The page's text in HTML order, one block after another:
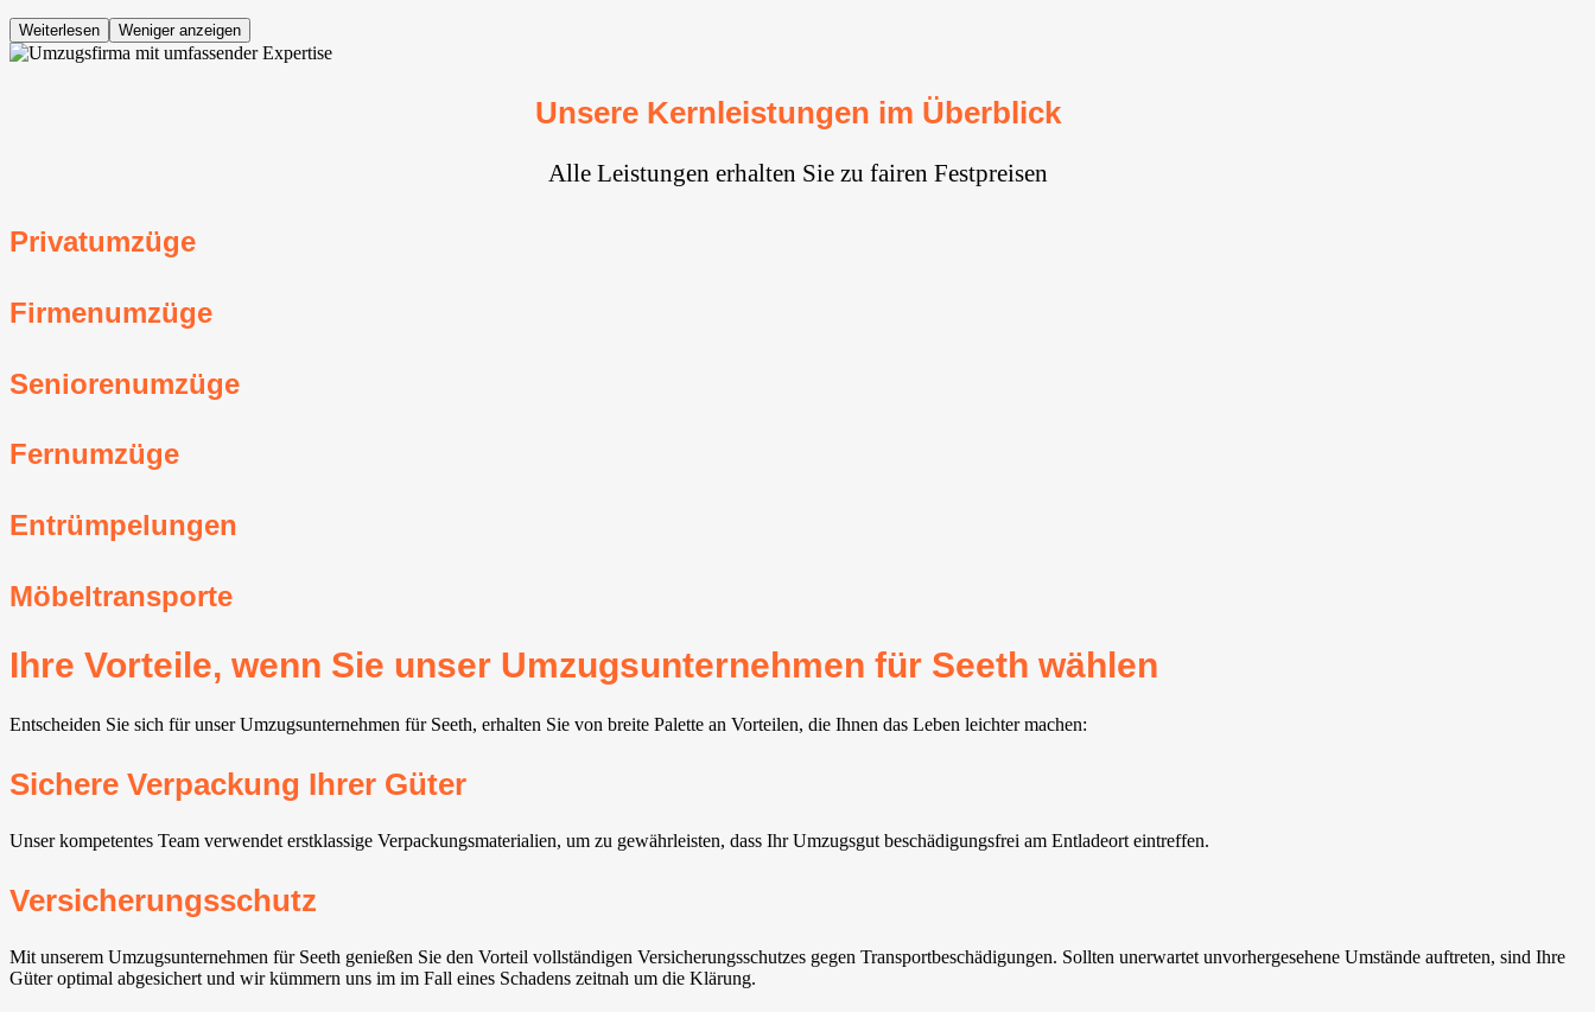
Weiterlesen Weniger anzeigen
Unsere Kernleistungen im Überblick
Alle Leistungen erhalten Sie zu fairen Festpreisen
Privatumzüge
Firmenumzüge
Seniorenumzüge
Fernumzüge
Entrümpelungen
Möbeltransporte
Ihre Vorteile, wenn Sie unser Umzugsunternehmen für Seeth wählen
Entscheiden Sie sich für unser Umzugsunternehmen für Seeth, erhalten Sie von breite Palette an Vorteilen, die Ihnen das Leben leichter machen:
Sichere Verpackung Ihrer Güter
Unser kompetentes Team verwendet erstklassige Verpackungsmaterialien, um zu gewährleisten, dass Ihr Umzugsgut beschädigungsfrei am Entladeort eintreffen.
Versicherungsschutz
Mit unserem Umzugsunternehmen für Seeth genießen Sie den Vorteil vollständigen Versicherungsschutzes gegen Transportbeschädigungen. Sollten unerwartet unvorhergesehene Umstände auftreten, sind Ihre
Güter optimal abgesichert und wir kümmern uns im im Fall eines Schadens zeitnah um die Klärung.